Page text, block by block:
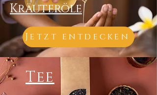
Kräuteröle
Jetzt entdecken
Tee